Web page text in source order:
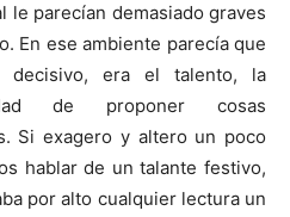
le parecían demasiado graves
En ese ambiente parecía que
decisivo, era el talento, la
de proponer cosas
Si exagero y altero un poco
hablar de un talante festivo,
por alto cualquier lectura un